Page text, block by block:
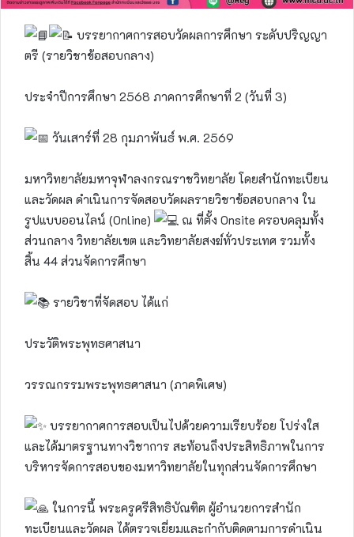
บรรยากาศการสอบวัดผลการศึกษา ระดับปริญญา
ตรี (รายวิชาข้อสอบกลาง)
ประจำปีการศึกษา 2568 ภาคการศึกษาที่ 2 (วันที่ 3)
วันเสาร์ที่ 28 กุมภาพันธ์ พ.ศ. 2569
มหาวิทยาลัยมหาจุฬาลงกรณราชวิทยาลัย โดยสำนักทะเบียน
และวัดผล ดำเนินการจัดสอบวัดผลรายวิชาข้อสอบกลาง ใน
รูปแบบออนไลน์ (Online)
ณ ที่ตั้ง Onsite ครอบคลุมทั้ง
ส่วนกลาง วิทยาลัยเขต และวิทยาลัยสงฆ์ทั่วประเทศ รวมทั้ง
สิ้น 44 ส่วนจัดการศึกษา
รายวิชาที่จัดสอบ ได้แก่
ประวัติพระพุทธศาสนา
วรรณกรรมพระพุทธศาสนา (ภาคพิเศษ)
บรรยากาศการสอบเป็นไปด้วยความเรียบร้อย โปร่งใส
และได้มาตรฐานทางวิชาการ สะท้อนถึงประสิทธิภาพในการ
บริหารจัดการสอบของมหาวิทยาลัยในทุกส่วนจัดการศึกษา
ในการนี้ พระครูศรีสิทธิบัณฑิต ผู้อำนวยการสำนัก
ทะเบียนและวัดผล ได้ตรวจเยี่ยมและกำกับติดตามการดำเนิน